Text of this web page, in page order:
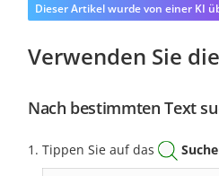
Dieser Artikel wurde von einer KI
Verwenden Sie
Nach bestimmten Text
Tippen Sie auf das